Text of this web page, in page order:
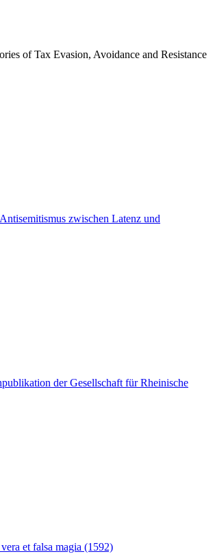
of Tax Evasion, Avoidance and Resistance
zwischen Latenz und
der Gesellschaft für Rheinische
et falsa magia (1592)